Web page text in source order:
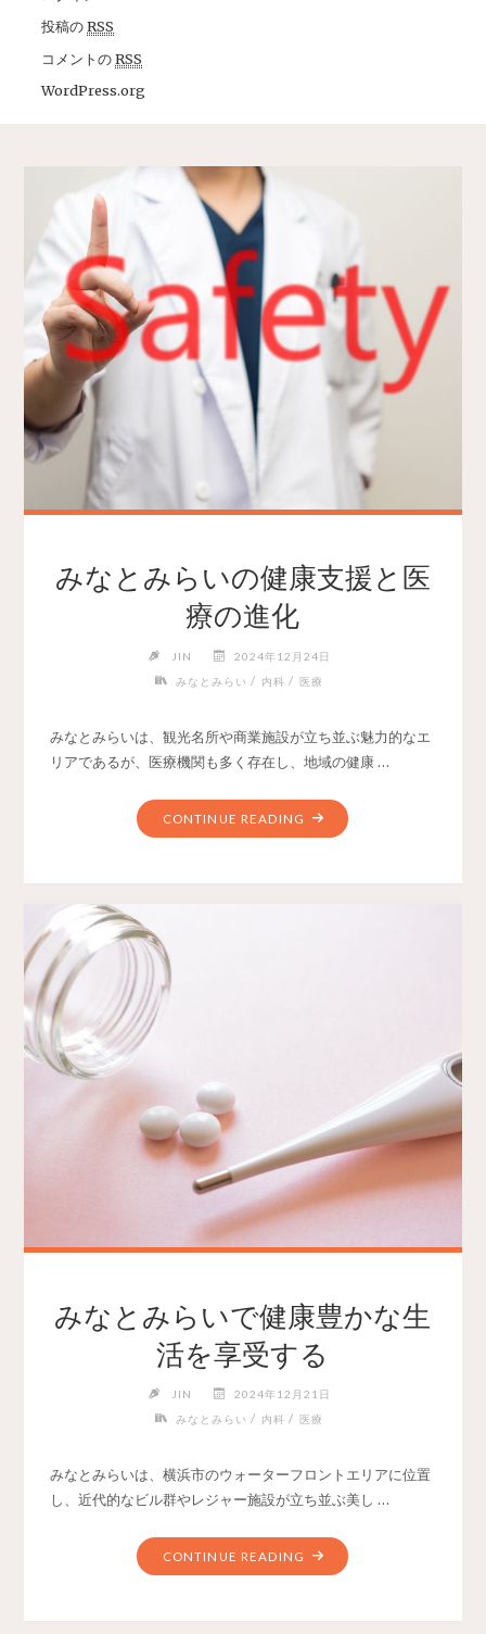
投稿のRSS
コメントのRSS
WordPress.org
みなとみらいの健康支援と医
療の進化
JIN
2024年12月24日
みなとみらい / 内科 / 医療
みなとみらいは、観光名所や商業施設が立ち並ぶ魅力的なエ
リアであるが、医療機関も多く存在し、地域の健康 …
CONTINUE READING
みなとみらいで健康豊かな生
活を享受する
JIN
2024年12月21日
みなとみらい / 内科 / 医療
みなとみらいは、横浜市のウォーターフロントエリアに位置
し、近代的なビル群やレジャー施設が立ち並ぶ美し …
CONTINUE READING